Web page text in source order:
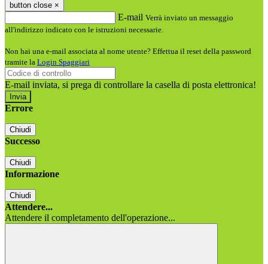
button close ×
E-mail Verrà inviato un messaggio
all'indirizzo indicato con le istruzioni necessarie.
Non hai una e-mail associata al nome utente? Effettua il reset della password
tramite la Login Spaggiari
E-mail inviata, si prega di controllare la casella di posta elettronica!
Errore
Chiudi
Successo
Chiudi
Informazione
Chiudi
Attendere...
Attendere il completamento dell'operazione...